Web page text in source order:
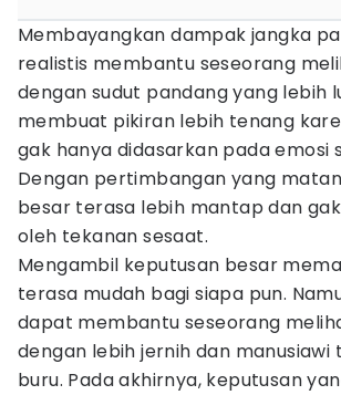
Membayangkan dampak jangka
realistis membantu seseorang
dengan sudut pandang yang lebih
membuat pikiran lebih tenang
gak hanya didasarkan pada emosi
Dengan pertimbangan yang
besar terasa lebih mantap dan
oleh tekanan sesaat.
Mengambil keputusan besar
terasa mudah bagi siapa pun.
dapat membantu seseorang
dengan lebih jernih dan
buru. Pada akhirnya, keputusan